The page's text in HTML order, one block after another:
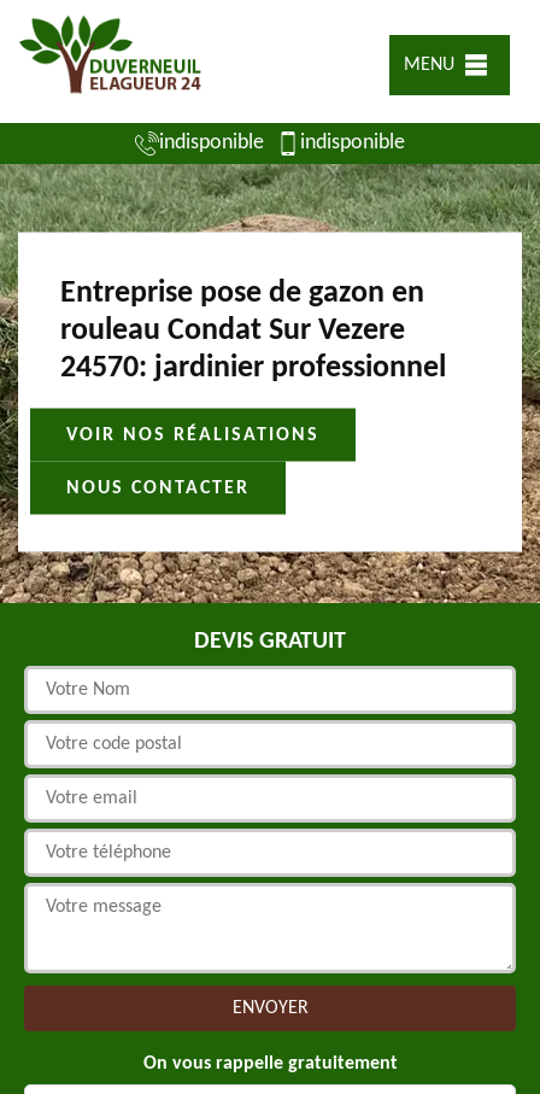
MENU
indisponible indisponible
Entreprise pose de gazon en
rouleau Condat Sur Vezere
24570: jardinier professionnel
VOIR NOS RÉALISATIONS
NOUS CONTACTER
DEVIS GRATUIT
On vous rappelle gratuitement